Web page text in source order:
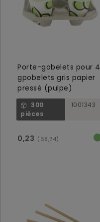
Porte-gobelets pour 4
gpobelets gris papier
pressé (pulpe)
300
pièces
1001343
0,23 (68,74)